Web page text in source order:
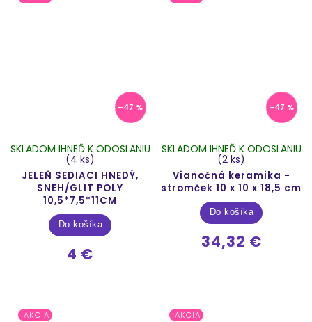
–47 %
JELEŇ SEDIACI HNEDÝ,
SNEH/GLIT POLY
10,5*7,5*11CM
SKLADOM IHNEĎ K ODOSLANIU
(4 ks)
4 €
Do košíka
–47 %
Vianočná keramika -
stromček 10 x 10 x 18,5 cm
SKLADOM IHNEĎ K ODOSLANIU
(2 ks)
34,32 €
Do košíka
AKCIA AKCIA